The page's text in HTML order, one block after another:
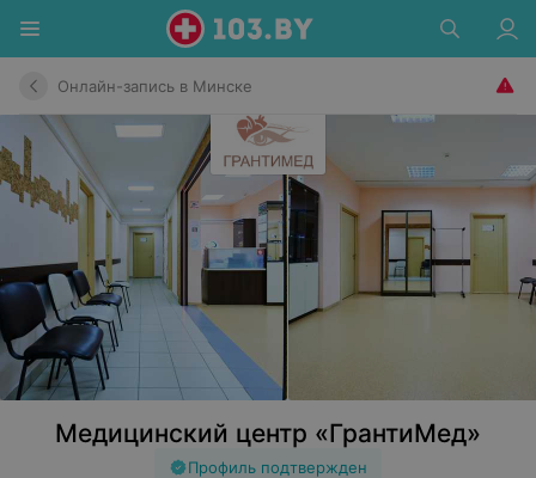
Онлайн-запись в Минске
Медицинский центр «ГрантиМед»
Профиль подтвержден